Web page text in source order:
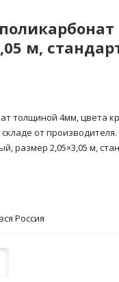
м,
толщиной 4мм, цвета
от
размер 2,05×3,05 м,
Россия